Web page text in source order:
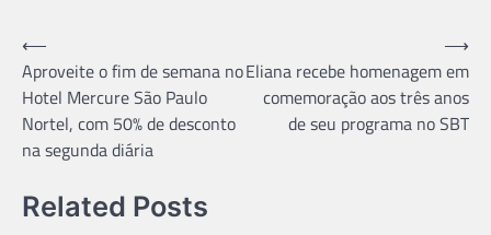
Navegação
de
Post
⟵
Aproveite o fim de semana no
Hotel Mercure São Paulo
Nortel, com 50% de desconto
na segunda diária
Eliana recebe homenagem em
comemoração aos três anos
de seu programa no SBT
⟶
Related Posts